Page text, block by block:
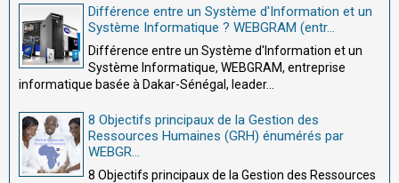
Différence entre un Système d'Information et un
Système Informatique ? WEBGRAM (entr...
Différence entre un Système d'Information et un
Système Informatique, WEBGRAM, entreprise
informatique basée à Dakar-Sénégal, leader...
8 Objectifs principaux de la Gestion des
Ressources Humaines (GRH) énumérés par
WEBGR...
8 Objectifs principaux de la Gestion des Ressources